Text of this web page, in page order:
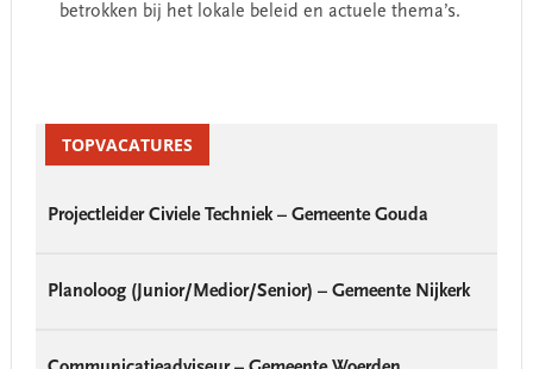
betrokken bij het lokale beleid en actuele thema’s.
SidebarTOPVACATURES
Projectleider Civiele Techniek – Gemeente Gouda
Planoloog (Junior/Medior/Senior) – Gemeente Nijkerk